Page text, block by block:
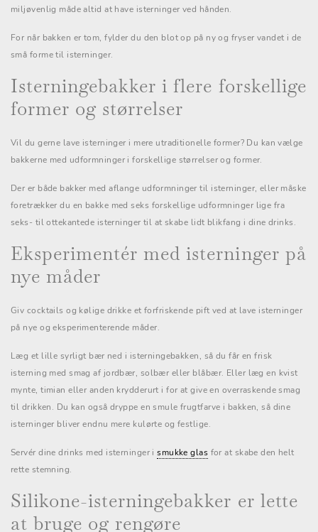
miljøvenlig måde altid at have isterninger ved hånden.
For når bakken er tom, fylder du den blot op på ny og fryser vandet i de
små forme til isterninger.
Isterningebakker i flere forskellige
former og størrelser
Vil du gerne lave isterninger i mere utraditionelle former? Du kan vælge
bakkerne med udformninger i forskellige størrelser og former.
Der er både bakker med aflange udformninger til isterninger, eller måske
foretrækker du en bakke med seks forskellige udformninger lige fra
seks- til ottekantede isterninger til at skabe lidt blikfang i dine drinks.
Eksperimentér med isterninger på
nye måder
Giv cocktails og kølige drikke et forfriskende pift ved at lave isterninger
på nye og eksperimenterende måder.
Læg et lille syrligt bær ned i isterningebakken, så du får en frisk
isterning med smag af jordbær, solbær eller blåbær. Eller læg en kvist
mynte, timian eller anden krydderurt i for at give en overraskende smag
til drikken. Du kan også dryppe en smule frugtfarve i bakken, så dine
isterninger bliver endnu mere kulørte og festlige.
Servér dine drinks med isterninger ismukke glas for at skabe den helt
rette stemning.
Silikone-isterningebakker er lette
at bruge og rengøre